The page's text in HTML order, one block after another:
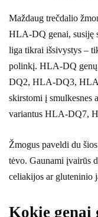
Maždaug trečdalio
HLA-DQ genai, susiję
liga tikrai išsivystys –
polinkį. HLA-DQ
DQ2, HLA-DQ3,
skirstomi į
variantus HLA-DQ7,
Žmogus paveldi du
tėvo. Gaunami įvairūs
celiakijos ar gluteninio
Kokie